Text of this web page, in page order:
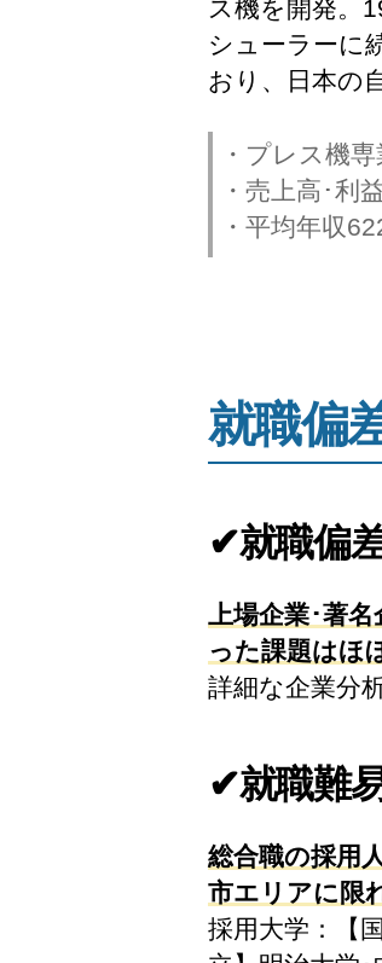
ス機を開発。
シューラーに
おり、日本の
・プレス機
・売上高･利
・平均年収
就職偏
✔就職偏
上場企業･著
った課題はほ
詳細な企業分
✔就職難
総合職の採用
市エリアに限
採用大学：【